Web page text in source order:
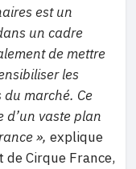
est un
un cadre
de mettre
les
marché. Ce
d’un vaste plan
», explique
Cirque France,